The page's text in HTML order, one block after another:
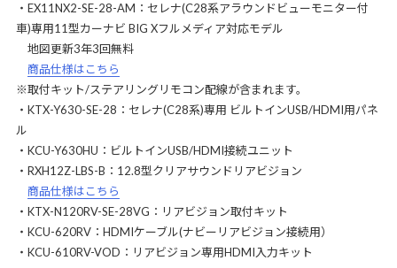
・EX11NX2-SE-28-AM：セレナ(C28系アラウンドビューモニター付
車)専用11型カーナビ BIG Xフルメディア対応モデル
地図更新3年3回無料
商品仕様はこちら
※取付キット/ステアリングリモコン配線が含まれます。
・KTX-Y630-SE-28：セレナ(C28系)専用 ビルトインUSB/HDMI用パネ
ル
・KCU-Y630HU：ビルトインUSB/HDMI接続ユニット
・RXH12Z-LBS-B：12.8型クリアサウンドリアビジョン
商品仕様はこちら
・KTX-N120RV-SE-28VG：リアビジョン取付キット
・KCU-620RV：HDMIケーブル(ナビーリアビジョン接続用）
・KCU-610RV-VOD：リアビジョン専用HDMI入力キット